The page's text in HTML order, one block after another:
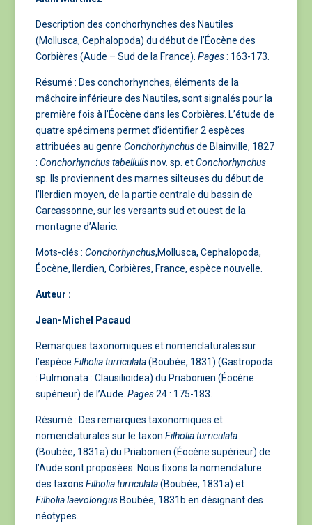
Description des conchorhynches des Nautiles
(Mollusca, Cephalopoda) du début de l’Éocène des
Corbières (Aude – Sud de la France). Pages: 163-173.
Résumé : Des conchorhynches, éléments de la
mâchoire inférieure des Nautiles, sont signalés pour la
première fois à l’Éocène dans les Corbières. L’étude de
quatre spécimens permet d’identifier 2 espèces
attribuées au genreConchorhynchusde Blainville, 1827
:Conchorhynchus tabellulisnov. sp. etConchorhynchus
sp. Ils proviennent des marnes silteuses du début de
l’Ilerdien moyen, de la partie centrale du bassin de
Carcassonne, sur les versants sud et ouest de la
montagne d’Alaric.
Mots-clés :Conchorhynchus,Mollusca, Cephalopoda,
Éocène, Ilerdien, Corbières, France, espèce nouvelle.
Auteur :
Jean-Michel Pacaud
Remarques taxonomiques et nomenclaturales sur
l’espèceFilholia turriculata(Boubée, 1831) (Gastropoda
: Pulmonata : Clausilioidea) du Priabonien (Éocène
supérieur) de l’Aude. Pages24 : 175-183.
Résumé : Des remarques taxonomiques et
nomenclaturales sur le taxonFilholia turriculata
(Boubée, 1831a) du Priabonien (Éocène supérieur) de
l’Aude sont proposées. Nous fixons la nomenclature
des taxonsFilholia turriculata(Boubée, 1831a) et
Filholia laevolongus Boubée, 1831b en désignant des
néotypes.